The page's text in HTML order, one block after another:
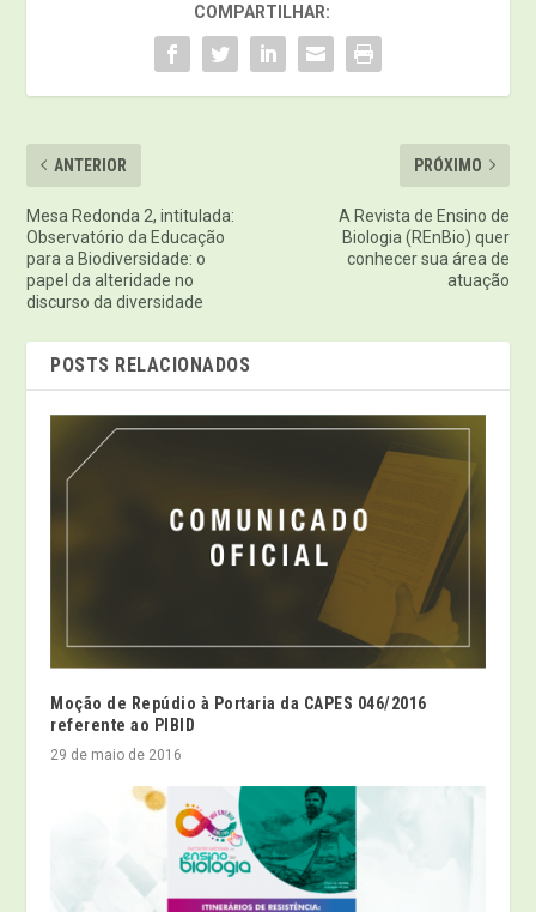
COMPARTILHAR:
ANTERIOR
Mesa Redonda 2, intitulada:
Observatório da Educação
para a Biodiversidade: o
papel da alteridade no
discurso da diversidade
PRÓXIMO
A Revista de Ensino de
Biologia (REnBio) quer
conhecer sua área de
atuação
POSTS RELACIONADOS
Moção de Repúdio à Portaria da CAPES 046/2016
referente ao PIBID
29 de maio de 2016